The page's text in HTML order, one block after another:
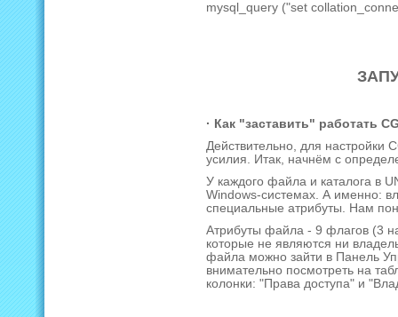
mysql_query ("set
· Как "заставить" работать
Действительно, для настройки
усилия. Итак, начнём с
У каждого файла и каталога в
Windows-системах. А именно:
специальные атрибуты. Нам
Атрибуты файла - 9 флагов (3
которые не являются ни
файла можно зайти в Панель
внимательно посмотреть на
колонки: "Права доступа" и